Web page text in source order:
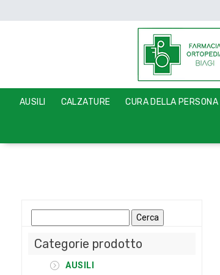
AUSILI CALZATURE CURA DELLA PERSONA
per:
Categorie prodotto
AUSILI